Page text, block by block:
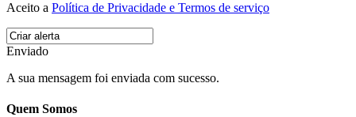
Aceito a Política de Privacidade e Termos de serviço
Enviado
A sua mensagem foi enviada com sucesso.
Quem Somos